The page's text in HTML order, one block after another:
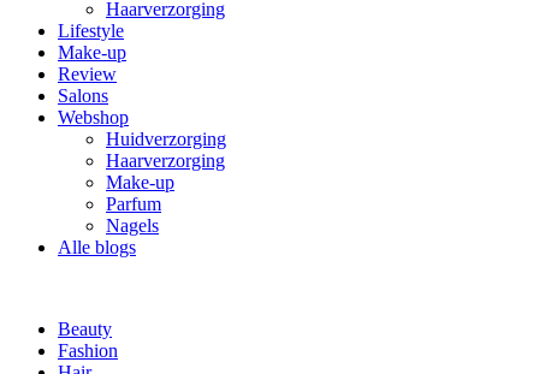
Haarverzorging
Lifestyle
Make-up
Review
Salons
Webshop
Huidverzorging
Haarverzorging
Make-up
Parfum
Nagels
Alle blogs
Beauty
Fashion